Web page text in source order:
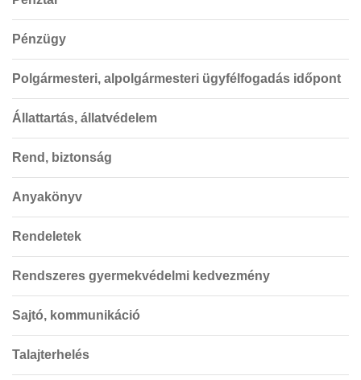
Pénzügy
Polgármesteri, alpolgármesteri ügyfélfogadás időpont
Állattartás, állatvédelem
Rend, biztonság
Anyakönyv
Rendeletek
Rendszeres gyermekvédelmi kedvezmény
Sajtó, kommunikáció
Talajterhelés